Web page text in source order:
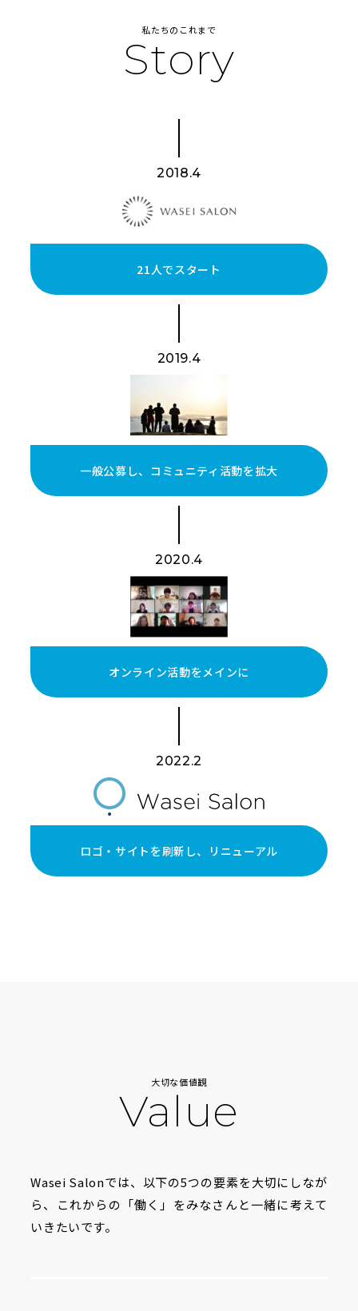
私たちのこれまで
Story
2018.4
21人でスタート
2019.4
一般公募し、コミュニティ活動を拡大
2020.4
オンライン活動をメインに
2022.2
ロゴ・サイトを刷新し、リニューアル
大切な価値観
Value
Wasei Salonでは、以下の5つの要素を大切にしなが
ら、
これからの「働く」をみなさんと一緒に考えて
いきたいです。